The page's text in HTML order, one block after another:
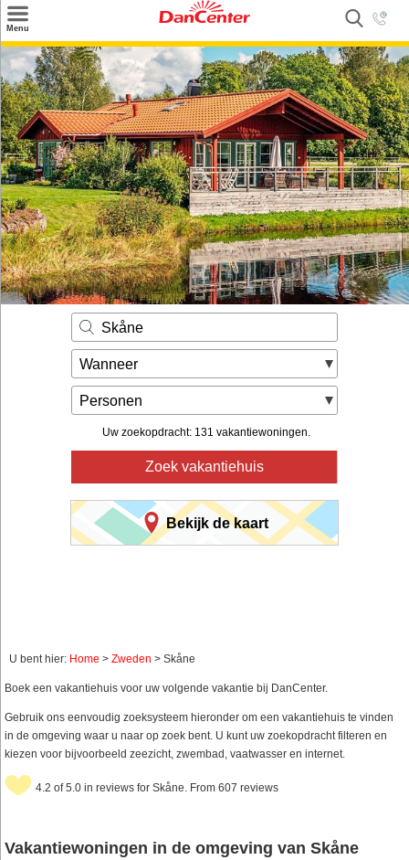
Menu
Zoeken
Inspiratie
Informatie over
Service
Kontakt
Skåne
Wanneer
Personen
Uw zoekopdracht: 131 vakantiewoningen.
Zoek vakantiehuis
Bekijk de kaart
U bent hier: Home > Zweden > Skåne
Boek een vakantiehuis voor uw volgende vakantie bij DanCenter.
Gebruik ons eenvoudig zoeksysteem hieronder om een vakantiehuis te vinden
in de omgeving waar u naar op zoek bent. U kunt uw zoekopdracht filteren en
kiezen voor bijvoorbeeld zeezicht, zwembad, vaatwasser en internet.
4.2 of 5.0 in reviews for Skåne. From 607 reviews
Vakantiewoningen in de omgeving van Skåne